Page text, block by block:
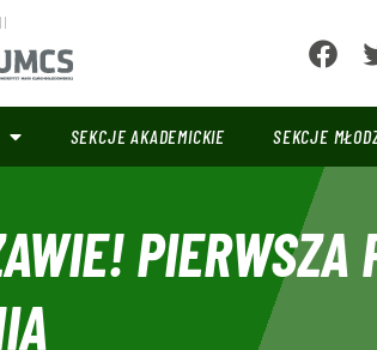
SEKCJE AKADEMICKIE SEKCJE
PIERWSZA